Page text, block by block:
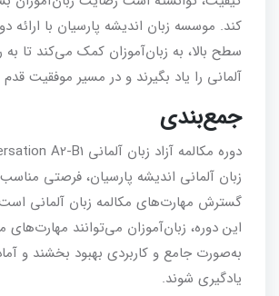
کند. موسسه زبان اندیشه پارسیان با ارائه
سطح بالا، به زبان‌آموزان کمک می‌کند تا به
آلمانی را یاد بگیرند و در مسیر موفقیت قدم
جمع‌بندی
زبان آلمانی اندیشه پارسیان، فرصتی
گسترش مهارت‌های مکالمه زبان آلمانی است.
این دوره، زبان‌آموزان می‌توانند مهارت‌های
به‌صورت جامع و کاربردی بهبود بخشند و
یادگیری شوند.